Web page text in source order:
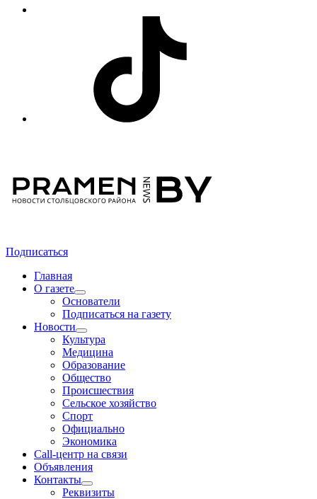
Подписаться
Главная
О газете
Основатели
Подписаться на газету
Новости
Культура
Медицина
Образование
Общество
Происшествия
Сельское хозяйство
Спорт
Официально
Экономика
Call-центр на связи
Объявления
Контакты
Реквизиты